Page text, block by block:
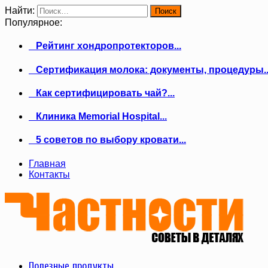
Найти:
Популярное:
Рейтинг хондропротекторов...
Сертификация молока: документы,
Как сертифицировать чай?...
Клиника Memorial Hospital...
5 советов по выбору кровати...
Главная
Контакты